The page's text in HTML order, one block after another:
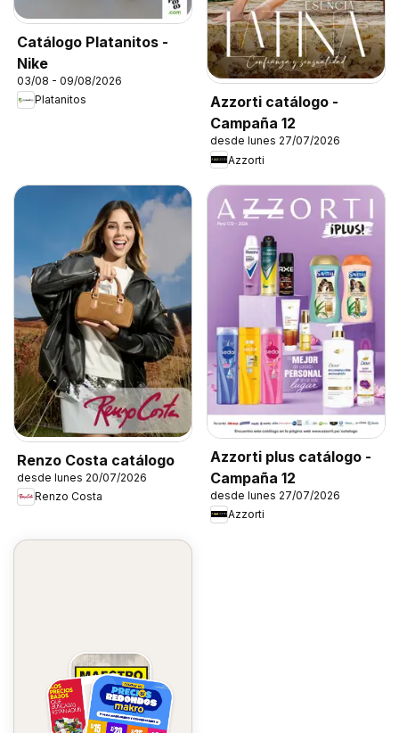
Catálogo Platanitos -
Nike
03/08 - 09/08/2026
Platanitos
Azzorti catálogo -
Campaña 12
desde lunes 27/07/2026
Azzorti
Renzo Costa catálogo
desde lunes 20/07/2026
Renzo Costa
Azzorti plus catálogo -
Campaña 12
desde lunes 27/07/2026
Azzorti